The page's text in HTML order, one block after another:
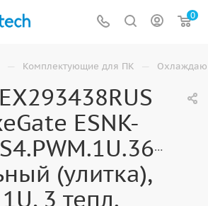
0
— Комплектующие для ПК —
ESNK-
(улитка),
3 тепл.